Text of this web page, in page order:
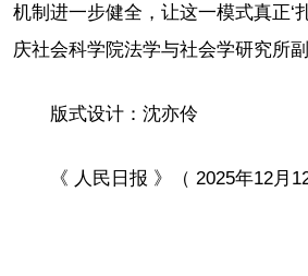
机制进一步健全，让这一模式真正‘
庆社会科学院法学与社会学研究所
版式设计：沈亦伶
《 人民日报 》（ 2025年12月